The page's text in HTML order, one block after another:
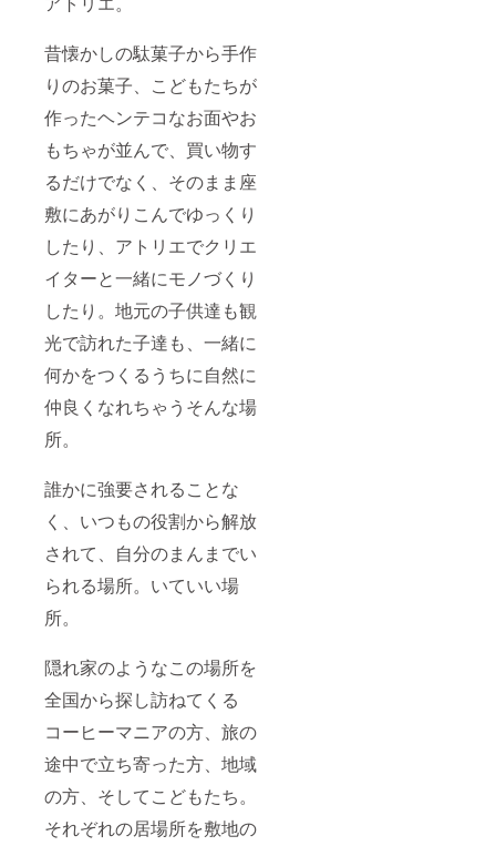
昔懐かしの駄菓子から手作
りのお菓子、こどもたちが
作ったヘンテコなお面やお
もちゃが並んで、買い物す
るだけでなく、そのまま座
敷にあがりこんでゆっくり
したり、アトリエでクリエ
イターと一緒にモノづくり
したり。地元の子供達も観
光で訪れた子達も、一緒に
何かをつくるうちに自然に
仲良くなれちゃうそんな場
所。
誰かに強要されることな
く、いつもの役割から解放
されて、自分のまんまでい
られる場所。いていい場
所。
隠れ家のようなこの場所を
全国から探し訪ねてくる
コーヒーマニアの方、旅の
途中で立ち寄った方、地域
の方、そしてこどもたち。
それぞれの居場所を敷地の